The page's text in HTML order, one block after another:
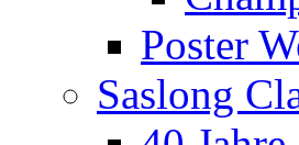
Poster
Saslong